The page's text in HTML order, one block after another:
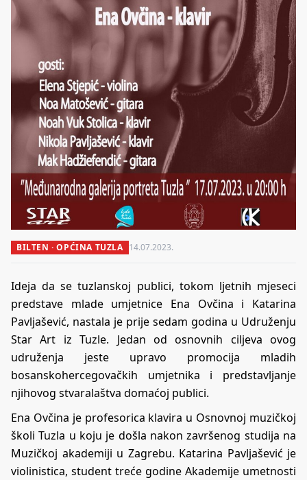
BILTEN · OPĆINA TUZLA 14.07.2023.
Ideja da se tuzlanskoj publici, tokom ljetnih mjeseci
predstave mlade umjetnice Ena Ovčina i Katarina
Pavljašević, nastala je prije sedam godina u Udruženju
Star Art iz Tuzle. Jedan od osnovnih ciljeva ovog
udruženja jeste upravo promocija mladih
bosanskohercegovačkih umjetnika i predstavljanje
njihovog stvaralaštva domaćoj publici.
Ena Ovčina je profesorica klavira u Osnovnoj muzičkoj
školi Tuzla u koju je došla nakon završenog studija na
Muzičkoj akademiji u Zagrebu. Katarina Pavljašević je
violinistica, student treće godine Akademije umetnosti